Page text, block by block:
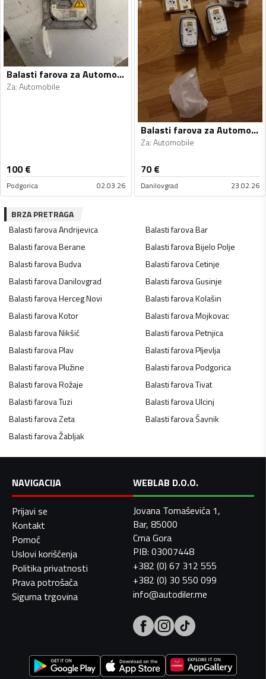
Balasti farova za Automobile - Univerzalno
Za:Automobile
100€
Podgorica 02.03.26
Balasti farova za Automobile - Univerzalno
Za:Automobile
70€
Danilovgrad 23.02.26
BRZA PRETRAGA
Balasti farovaAndrijevica Balasti farovaBar
Balasti farovaBerane Balasti farovaBijelo Polje
Balasti farovaBudva Balasti farovaCetinje
Balasti farovaDanilovgrad Balasti farovaGusinje
Balasti farovaHerceg Novi Balasti farovaKolašin
Balasti farovaKotor Balasti farovaMojkovac
Balasti farovaNikšić Balasti farovaPetnjica
Balasti farovaPlav Balasti farovaPljevlja
Balasti farovaPlužine Balasti farovaPodgorica
Balasti farovaRožaje Balasti farovaTivat
Balasti farovaTuzi Balasti farovaUlcinj
Balasti farovaZeta Balasti farovaŠavnik
Balasti farovaŽabljak
NAVIGACIJA
Prijavi se
Kontakt
Pomoć
Uslovi korišćenja
Politika privatnosti
Prava potrošača
Sigurna trgovina
WEBLAB D.O.O.
Jovana Tomaševića 1,
Bar, 85000
Crna Gora
PIB: 03007448
+382 (0) 67 312 555
+382 (0) 30 550 099
info@autodiler.me